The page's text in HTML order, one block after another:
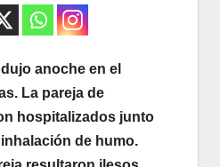
anoche en el
La pareja de
hospitalizados junto
de humo.